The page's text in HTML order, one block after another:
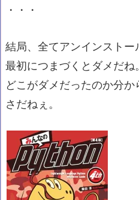
・・・
結局、全てアンインストー
最初につまづくとダメだね。
どこがダメだったのか分
さだねぇ。